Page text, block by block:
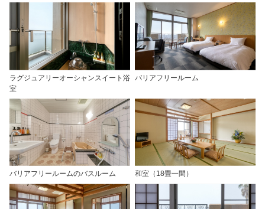
ラグジュアリーオーシャンスイート浴
室
バリアフリールーム
バリアフリールームのバスルーム 和室（18畳一間）